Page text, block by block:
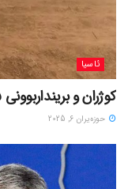
ئاسیا
کوژران و برینداربوونی 15 سەربازی زایۆنیست لە باشوری غەززە
حوزه‌یران 6, 2025